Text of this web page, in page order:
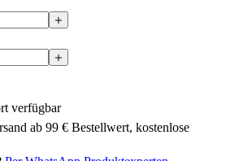
verfügbar
ab 99 € Bestellwert, kostenlose